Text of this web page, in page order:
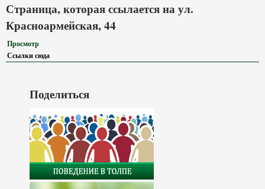
Страница, которая ссылается на ул.
Красноармейская, 44
Просмотр
Ссылки сюда
Поделиться